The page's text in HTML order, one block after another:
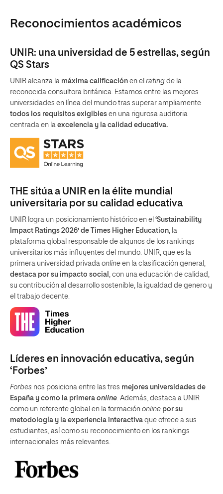
Reconocimientos académicos
UNIR: una universidad de 5 estrellas, según
QS Stars
UNIR alcanza la máxima calificación en el rating de la
reconocida consultora británica. Estamos entre las mejores
universidades en línea del mundo tras superar ampliamente
todos los requisitos exigibles en una rigurosa auditoria
centrada en la excelencia y la calidad educativa.
THE sitúa a UNIR en la élite mundial
universitaria por su calidad educativa
UNIR logra un posicionamiento histórico en el ‘Sustainability
Impact Ratings 2026’ de Times Higher Education, la
plataforma global responsable de algunos de los rankings
universitarios más influyentes del mundo. UNIR, que es la
primera universidad privada online en la clasificación general,
destaca por su impacto social , con una educación de calidad,
su contribución al desarrollo sostenible, la igualdad de genero y
el trabajo decente.
Líderes en innovación educativa, según
‘Forbes’
Forbes nos posiciona entre las tres mejores universidades de
España y como la primera online. Además, destaca a UNIR
como un referente global en la formación online por su
metodología y la experiencia interactiva que ofrece a sus
estudiantes, así como su reconocimiento en los rankings
internacionales más relevantes.